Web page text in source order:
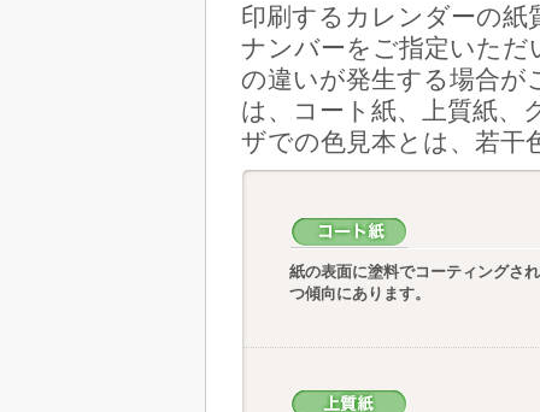
印刷するカレンダーの紙
ナンバーをご指定いただ
の違いが発生する場合
は、コート紙、上質紙、
ザでの色見本とは、若干
紙の表面に塗料でコーティングさ
つ傾向にあります。